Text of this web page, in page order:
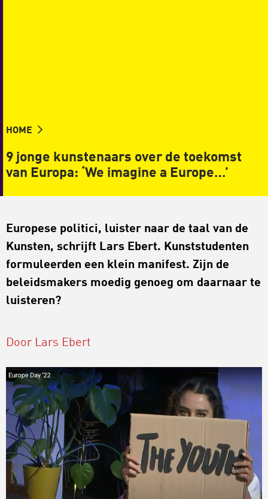
HOME
9 jonge kunstenaars over de toekomst
van Europa: ‘We imagine a Europe…’
Europese politici, luister naar de taal van de
Kunsten, schrijft Lars Ebert. Kunststudenten
formuleerden een klein manifest. Zijn de
beleidsmakers moedig genoeg om daarnaar te
luisteren?
Door Lars Ebert